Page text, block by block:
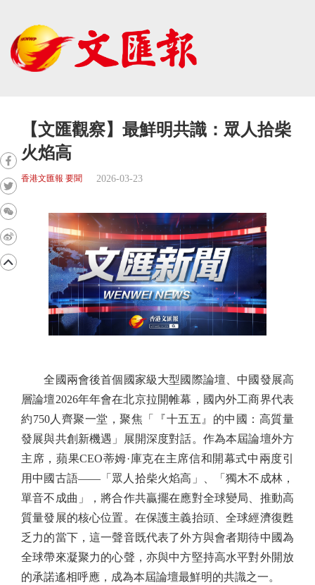
【文匯觀察】最鮮明共識：眾人拾柴
火焰高
香港文匯報 要聞 2026-03-23
全國兩會後首個國家級大型國際論壇、中國發展高
層論壇2026年年會在北京拉開帷幕，國內外工商界代表
約750人齊聚一堂，聚焦「『十五五』的中國：高質量
發展與共創新機遇」展開深度對話。作為本屆論壇外方
主席，蘋果CEO蒂姆·庫克在主席信和開幕式中兩度引
用中國古語——「眾人拾柴火焰高」、「獨木不成林，
單音不成曲」，將合作共贏擺在應對全球變局、推動高
質量發展的核心位置。在保護主義抬頭、全球經濟復甦
乏力的當下，這一聲音既代表了外方與會者期待中國為
全球帶來凝聚力的心聲，亦與中方堅持高水平對外開放
的承諾遙相呼應，成為本屆論壇最鮮明的共識之一。